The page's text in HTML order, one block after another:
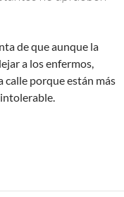
de que aunque la
a los enfermos,
calle porque están más